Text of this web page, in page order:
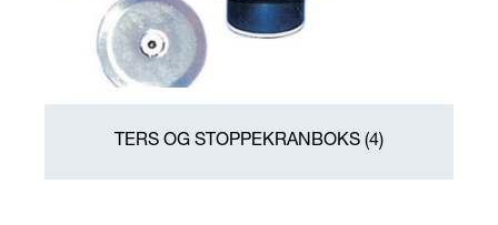
TERS OG STOPPEKRANBOKS (4)